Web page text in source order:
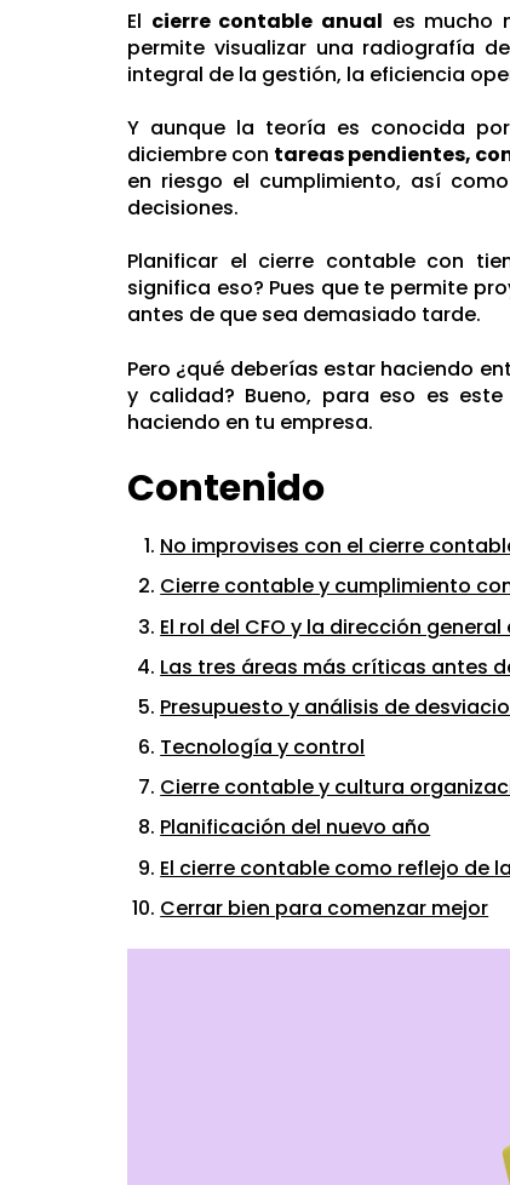
El cierre contable anual es mucho
permite visualizar una radiografía
integral de la gestión, la eficiencia
Y aunque la teoría es conocida
diciembre con tareas pendientes,
en riesgo el cumplimiento, así
decisiones.
Planificar el cierre contable con
significa eso? Pues que te permite
antes de que sea demasiado tarde.
Pero ¿qué deberías estar haciendo
y calidad? Bueno, para eso es
haciendo en tu empresa.
Contenido
No improvises con el cierre
Cierre contable y cumplimiento
El rol del CFO y la dirección
Las tres áreas más críticas antes
Presupuesto y análisis de
Tecnología y control
Cierre contable y cultura
Planificación del nuevo año
El cierre contable como reflejo de
Cerrar bien para comenzar mejor